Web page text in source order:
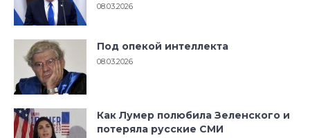
08.03.2026
Под опекой интеллекта
08.03.2026
Как Лумер полюбила Зеленского и
потеряла русские СМИ